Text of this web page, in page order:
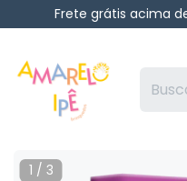
Frete grátis acima
1 / 3